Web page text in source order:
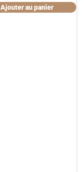
Ajouter au panier